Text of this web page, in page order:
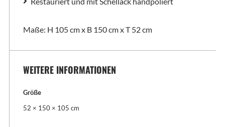
Maße: H 105 cm x B 150 cm x T 52 cm
WEITERE INFORMATIONEN
Größe
52 × 150 × 105 cm